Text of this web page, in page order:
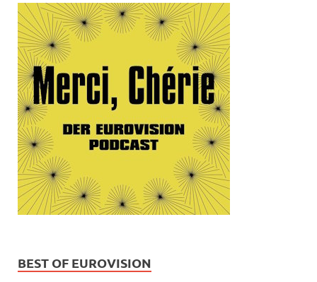
BEST OF EUROVISION